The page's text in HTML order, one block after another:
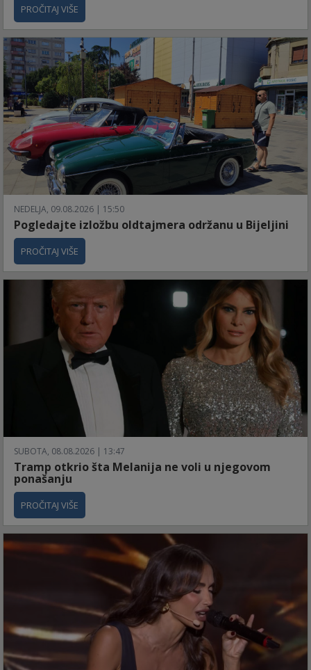
PROČITAJ VIŠE
NEDELJA, 09.08.2026 | 15:50
Pogledajte izložbu oldtajmera održanu u Bijeljini
PROČITAJ VIŠE
SUBOTA, 08.08.2026 | 13:47
Tramp otkrio šta Melanija ne voli u njegovom
ponašanju
PROČITAJ VIŠE